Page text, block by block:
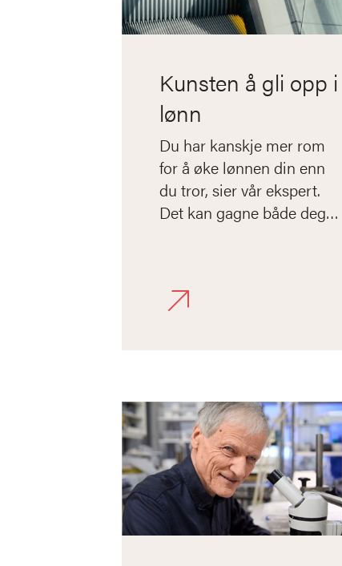
Kunsten å gli opp i
lønn
Du har kanskje mer rom
for å øke lønnen din enn
du tror, sier vår ekspert.
Det kan gagne både deg